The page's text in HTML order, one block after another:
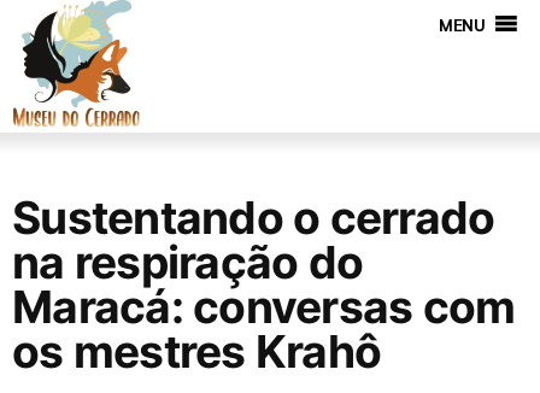
MENU
Sustentando o cerrado
na respiração do
Maracá: conversas com
os mestres Krahô